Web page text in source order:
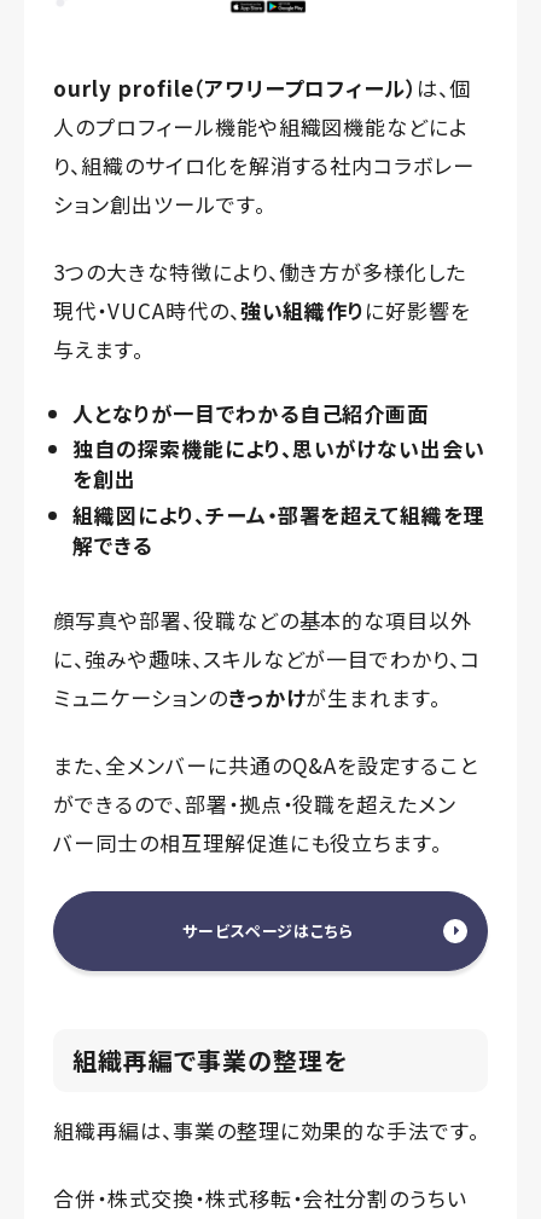
ourly profile（アワリープロフィール） は、個
人のプロフィール機能や組織図機能などによ
り、組織のサイロ化を解消する社内コラボレー
ション創出ツールです。
3つの大きな特徴により、働き方が多様化した
現代・VUCA時代の、強い組織作りに好影響を
与えます。
人となりが一目でわかる自己紹介画面
独自の探索機能により、思いがけない出会い
を創出
組織図により、チーム・部署を超えて組織を理
解できる
顔写真や部署、役職などの基本的な項目以外
に、強みや趣味、スキルなどが一目でわかり、コ
ミュニケーションのきっかけが生まれます。
また、全メンバーに共通のQ&Aを設定すること
ができるので、部署・拠点・役職を超えたメン
バー同士の相互理解促進にも役立ちます。
サービスページはこちら
組織再編で事業の整理を
組織再編は、事業の整理に効果的な手法です。
合併・株式交換・株式移転・会社分割のうちい